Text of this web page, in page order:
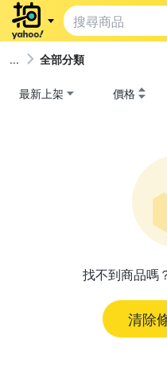
全部分類
最新上架 價格
找不到商品嗎
清除